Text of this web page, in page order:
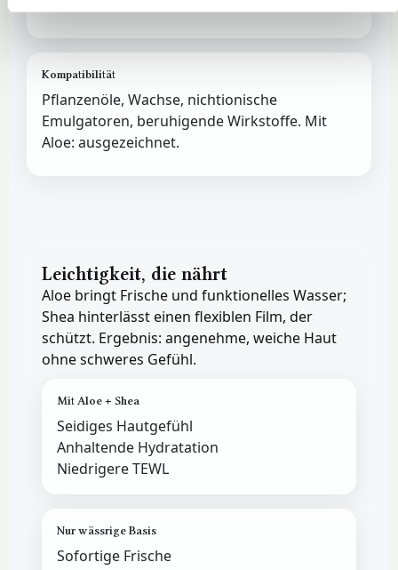
Kompatibilität
Pflanzenöle, Wachse, nichtionische
Emulgatoren, beruhigende Wirkstoffe. Mit
Aloe: ausgezeichnet.
Leichtigkeit, die nährt
Aloe bringt Frische und funktionelles Wasser;
Shea hinterlässt einen flexiblen Film, der
schützt. Ergebnis: angenehme, weiche Haut
ohne schweres Gefühl.
Mit Aloe + Shea
Seidiges Hautgefühl
Anhaltende Hydratation
Niedrigere TEWL
Nur wässrige Basis
Sofortige Frische